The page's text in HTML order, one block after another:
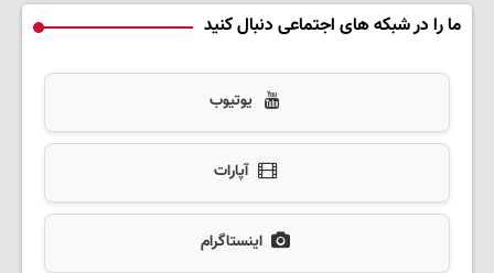
ما را در شبکه های اجتماعی دنبال کنید
یوتیوب
آپارات
اینستاگرام